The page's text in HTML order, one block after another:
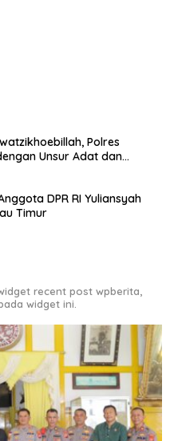
Polres
Unsur Adat dan
DPR RI Yuliansyah
Timur
recent post wpberita,
widget ini.